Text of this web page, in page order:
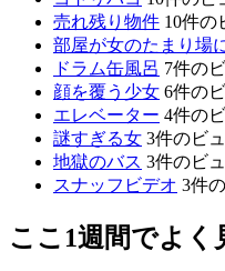
売れ残り物件 10件の
部屋が女のたまり場
ドラム缶風呂 7件の
顔を覆う少女 6件の
エレベーター 4件の
謎すぎる女 3件のビ
地獄のバス 3件のビ
スナッフビデオ 3件
ここ1週間でよ